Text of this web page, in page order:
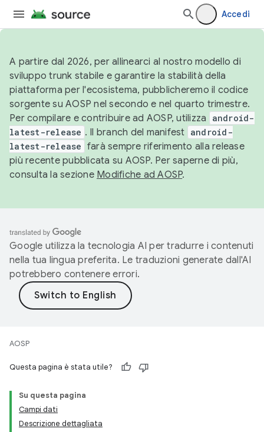
Accedi
A partire dal 2026, per allinearci al nostro modello di
sviluppo trunk stabile e garantire la stabilità della
piattaforma per l'ecosistema, pubblicheremo il codice
sorgente su AOSP nel secondo e nel quarto trimestre.
Per compilare e contribuire ad AOSP, utilizza
android-
latest-release . Il branch del manifest android-
latest-release farà sempre riferimento alla release
più recente pubblicata su AOSP. Per saperne di più,
consulta la sezione Modifiche ad AOSP.
Google utilizza la tecnologia AI per tradurre i contenuti
nella tua lingua preferita. Le traduzioni generate dall'AI
potrebbero contenere errori.
AOSP
Questa pagina è stata utile?
Su questa pagina
Campi dati
Descrizione dettagliata